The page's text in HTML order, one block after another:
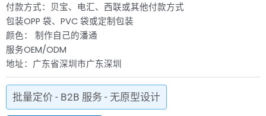
付款方式：贝宝、电汇、西联或其他付款方式
包装OPP 袋、PVC 袋或定制包装
颜色： 制作自己的潘通
服务OEM/ODM
地址：广东省深圳市广东深圳
批量定价 - B2B 服务 - 无原型设计